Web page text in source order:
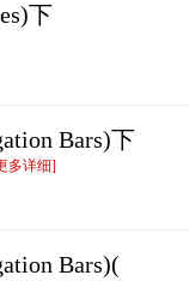
下
Bars)下
多详细]
Bars)(